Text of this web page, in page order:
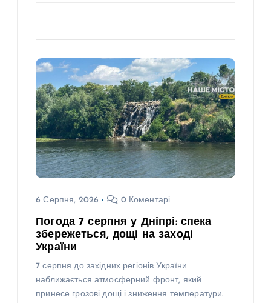
6 Серпня, 2026 0 Коментарі
Погода 7 серпня у Дніпрі: спека
збережеться, дощі на заході
України
7 серпня до західних регіонів України
наближається атмосферний фронт, який
принесе грозові дощі і зниження температури.